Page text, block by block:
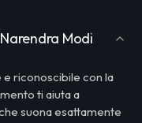
Modi
riconoscibile con la
ti aiuta a
suona esattamente